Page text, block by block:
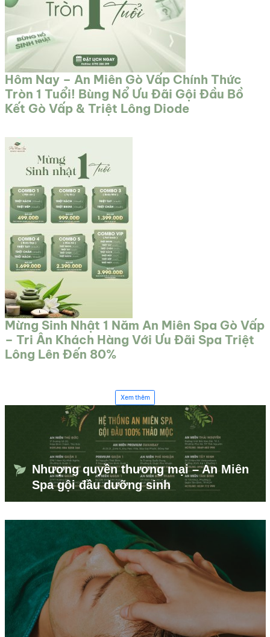
Hôm Nay – An Miên Gò Vấp Chính Thức
Tròn 1 Tuổi! Bùng Nổ Ưu Đãi Gội Đầu Bồ
Kết Gò Vấp & Triệt Lông Diode
Mừng Sinh Nhật 1 Năm An Miên Spa Gò Vấp
– Tri Ân Khách Hàng Với Ưu Đãi Spa Triệt
Lông Lên Đến 80%
Xem thêm
Nhượng quyền thương mại – An Miên
Spa gội đầu dưỡng sinh